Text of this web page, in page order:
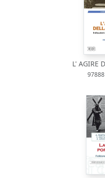
L' AGIRE